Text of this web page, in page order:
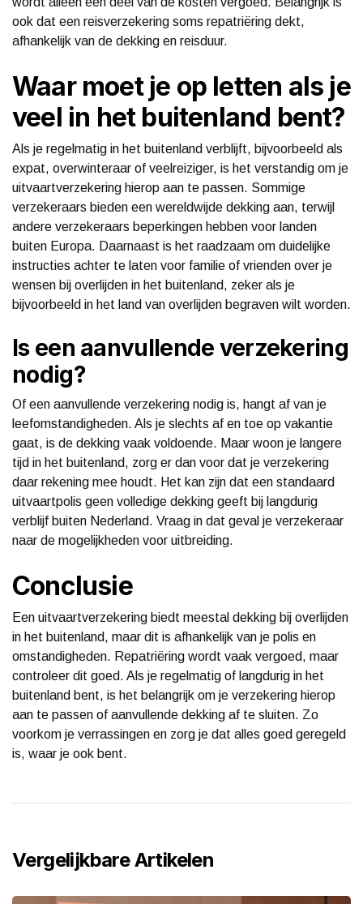
ook dat een reisverzekering soms repatriëring dekt,
afhankelijk van de dekking en reisduur.
Waar moet je op letten als je
veel in het buitenland bent?
Als je regelmatig in het buitenland verblijft, bijvoorbeeld als
expat, overwinteraar of veelreiziger, is het verstandig om je
uitvaartverzekering hierop aan te passen. Sommige
verzekeraars bieden een wereldwijde dekking aan, terwijl
andere verzekeraars beperkingen hebben voor landen
buiten Europa. Daarnaast is het raadzaam om duidelijke
instructies achter te laten voor familie of vrienden over je
wensen bij overlijden in het buitenland, zeker als je
bijvoorbeeld in het land van overlijden begraven wilt worden.
Is een aanvullende verzekering
nodig?
Of een aanvullende verzekering nodig is, hangt af van je
leefomstandigheden. Als je slechts af en toe op vakantie
gaat, is de dekking vaak voldoende. Maar woon je langere
tijd in het buitenland, zorg er dan voor dat je verzekering
daar rekening mee houdt. Het kan zijn dat een standaard
uitvaartpolis geen volledige dekking geeft bij langdurig
verblijf buiten Nederland. Vraag in dat geval je verzekeraar
naar de mogelijkheden voor uitbreiding.
Conclusie
Een uitvaartverzekering biedt meestal dekking bij overlijden
in het buitenland, maar dit is afhankelijk van je polis en
omstandigheden. Repatriëring wordt vaak vergoed, maar
controleer dit goed. Als je regelmatig of langdurig in het
buitenland bent, is het belangrijk om je verzekering hierop
aan te passen of aanvullende dekking af te sluiten. Zo
voorkom je verrassingen en zorg je dat alles goed geregeld
is, waar je ook bent.
Vergelijkbare Artikelen